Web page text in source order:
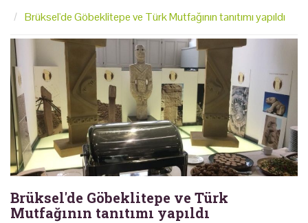
Brüksel'de Göbeklitepe ve Türk Mutfağının tanıtımı yapıldı
Brüksel'de Göbeklitepe ve Türk
Mutfağının tanıtımı yapıldı